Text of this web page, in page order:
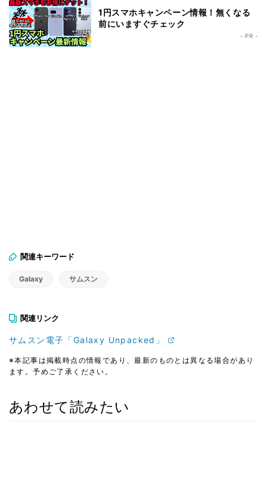
1円スマホキャンペーン情報！無くなる
前にいますぐチェック
- PR -
関連キーワード
Galaxy サムスン
関連リンク
サムスン電子「Galaxy Unpacked」
※本記事は掲載時点の情報であり、最新のものとは異なる場合があり
ます。予めご了承ください。
あわせて読みたい